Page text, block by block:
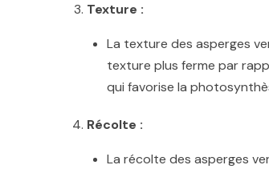
Texture :
La texture des asperges
texture plus ferme par
qui favorise la
Récolte :
La récolte des asperges